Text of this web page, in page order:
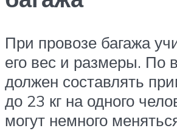
При провозе багажа
его вес и размеры. По
должен составлять
до 23 кг на одного
могут немного